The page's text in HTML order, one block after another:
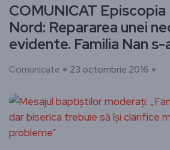
COMUNICAT
Nord: Repararea unei
evidente. Familia Nan s-
Comunicate 23 octombrie 2016